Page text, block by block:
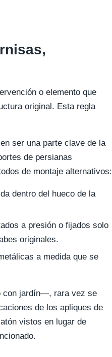
o elemento que
original. Esta regla
ser una parte clave de la
de persianas
de montaje alternativos:
dentro del hueco de la
a presión o fijados solo
originales.
a medida que se
con jardín—, rara vez se
de los apliques de
vistos en lugar de